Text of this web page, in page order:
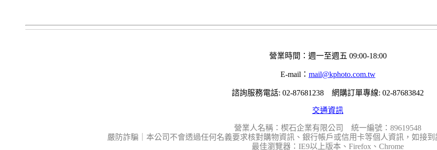
營業時間：週一至週五 09:00-18:00
E-mail： mail@kphoto.com.tw
諮詢服務電話: 02-87681238 網購訂單專線: 02-87683842
交通資訊
營業人名稱：楔石企業有限公司 統一編號：89619548
嚴防詐騙｜本公司不會透過任何名義要求核對購物資訊、銀行帳戶或信用卡等個人資訊，如接
最佳瀏覽器：IE9以上版本、Firefox、Chrome